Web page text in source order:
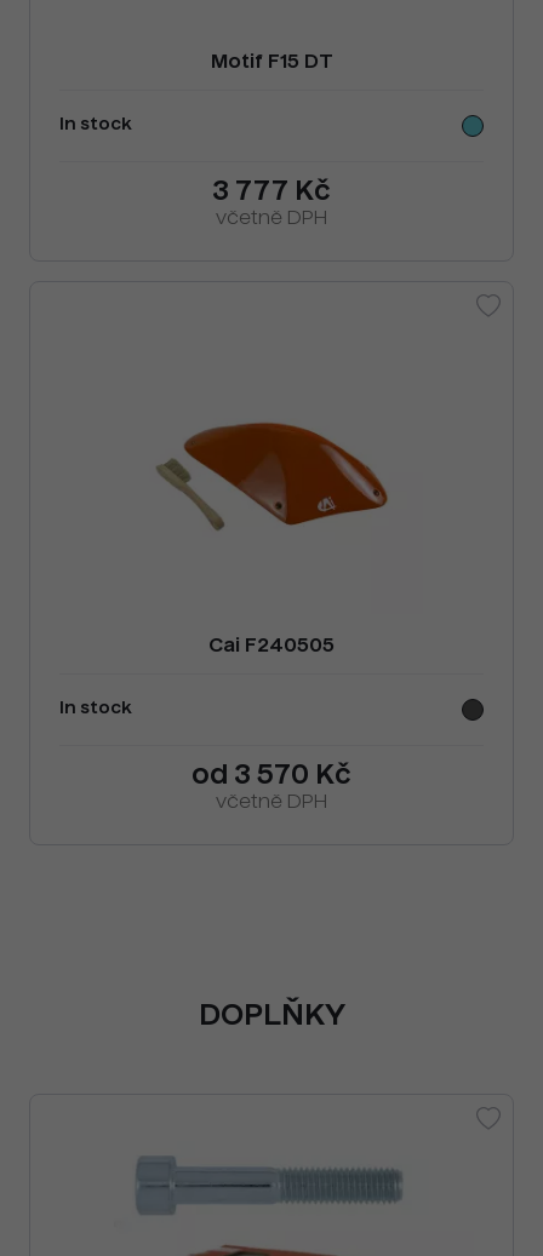
Motif F15 DT
In stock
3 777 Kč
včetně DPH
Cai F240505
In stock
od 3 570 Kč
včetně DPH
DOPLŇKY